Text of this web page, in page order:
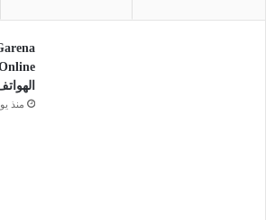
منذ